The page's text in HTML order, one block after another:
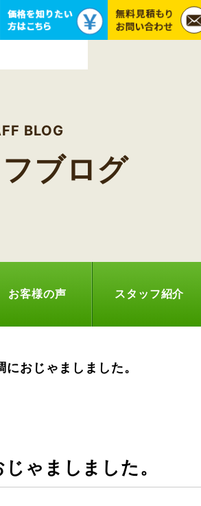
BLOG
ブログ
お客様の声 スタッフ紹介
におじゃましました。
ゃましました。